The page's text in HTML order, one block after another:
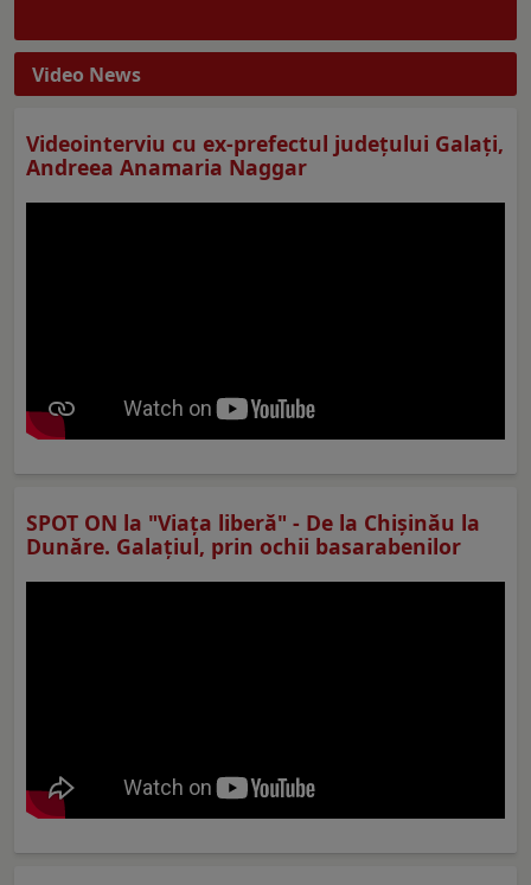
Video News
Videointerviu cu ex-prefectul judeţului Galaţi,
Andreea Anamaria Naggar
SPOT ON la "Viaţa liberă" - De la Chișinău la
Dunăre. Galațiul, prin ochii basarabenilor